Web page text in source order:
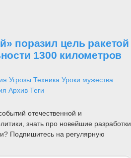
поразил цель ракетой
1300 километров
Угрозы Техника Уроки мужества
Архив Теги
отечественной и
знать про новейшие разработки
Подпишитесь на регулярную